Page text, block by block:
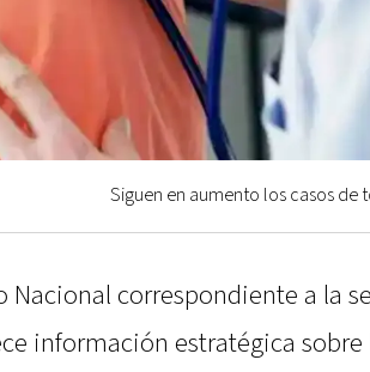
Siguen en aumento los casos de
correspondiente a la
información estratégica sobre